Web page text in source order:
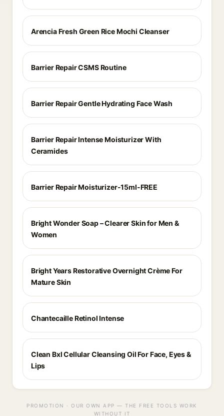
Arencia Fresh Green Rice Mochi Cleanser
Barrier Repair CSMS Routine
Barrier Repair Gentle Hydrating Face Wash
Barrier Repair Intense Moisturizer With
Ceramides
Barrier Repair Moisturizer-15ml-FREE
Bright Wonder Soap – Clearer Skin for Men &
Women
Bright Years Restorative Overnight Crème For
Mature Skin
Chantecaille Retinol Intense
Clean Bxl Cellular Cleansing Oil For Face, Eyes &
Lips
PROMOTION · OUR OWN APP — THE FREE TOOLS WORK
WITHOUT IT